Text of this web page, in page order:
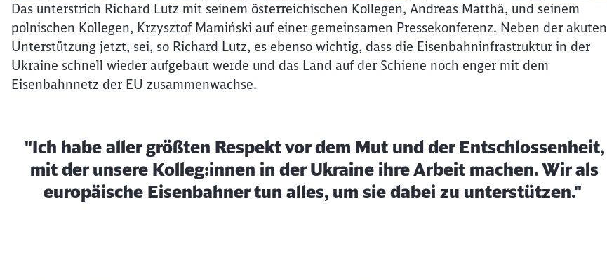
Ende des Sliders
Das unterstrich Richard Lutz mit seinem österreichischen Kollegen, Andreas Matthä, und seinem
polnischen Kollegen, Krzysztof Mamiński auf einer gemeinsamen Pressekonferenz. Neben der akuten
Unterstützung jetzt, sei, so Richard Lutz, es ebenso wichtig, dass die Eisenbahninfrastruktur in der
Ukraine schnell wieder aufgebaut werde und das Land auf der Schiene noch enger mit dem
Eisenbahnnetz der EU zusammenwachse.
"Ich habe aller größten Respekt vor dem Mut und der Entschlossenheit,
mit der unsere Kolleg:innen in der Ukraine ihre Arbeit machen. Wir als
europäische Eisenbahner tun alles, um sie dabei zu unterstützen."